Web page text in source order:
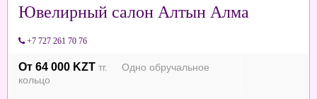
Ювелирный салон Алтын Алма
+7 727 261 70 76
От 64 000 KZT тг. Одно обручальное
кольцо